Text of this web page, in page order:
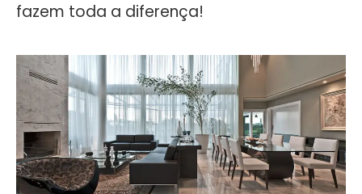
fazem toda a diferença!